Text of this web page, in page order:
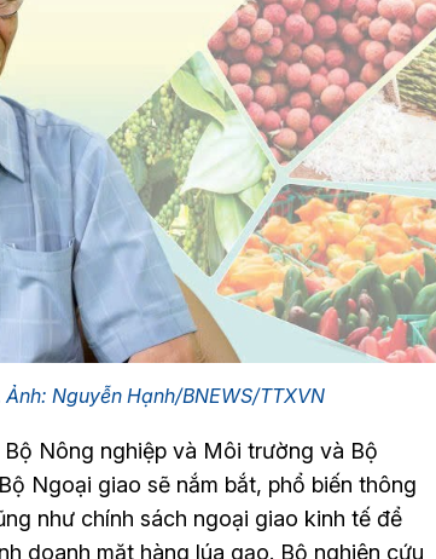
Nguyễn Hạnh/BNEWS/TTXVN
Nông nghiệp và Môi trường và Bộ
Ngoại giao sẽ nắm bắt, phổ biến thông
như chính sách ngoại giao kinh tế để
doanh mặt hàng lúa gạo. Bộ nghiên cứu